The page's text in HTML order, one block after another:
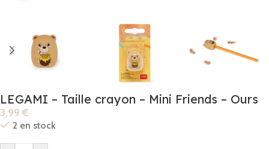
LEGAMI – Taille crayon – Mini Friends – Ours
3,99€
2 en stock